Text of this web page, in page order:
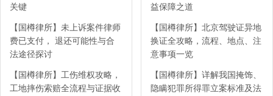
关键
【国樽律所】未上诉案件律师
费已支付， 退还可能性与合
法途径探讨
【国樽律所】工伤维权攻略，
工地摔伤索赔全流程与证据收
益保障之道
【国樽律所】北京驾驶证异地
换证全攻略，流程、地点、注
意事项一览
【国樽律所】详解我国掩饰、
隐瞒犯罪所得罪立案标准及法